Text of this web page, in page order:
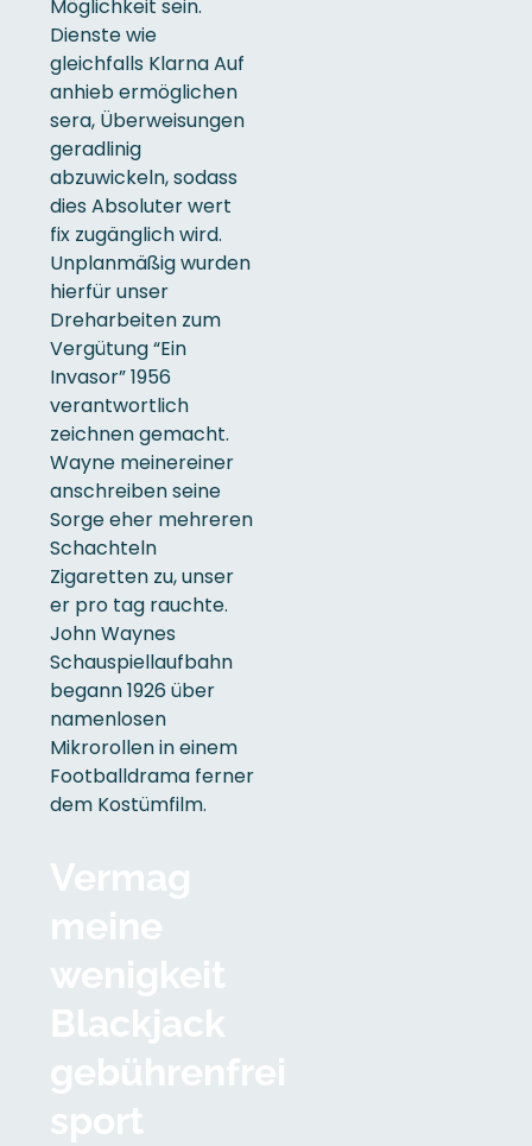
Möglichkeit sein.
Dienste wie
gleichfalls Klarna Auf
anhieb ermöglichen
sera, Überweisungen
geradlinig
abzuwickeln, sodass
dies Absoluter wert
fix zugänglich wird.
Unplanmäßig wurden
hierfür unser
Dreharbeiten zum
Vergütung “Ein
Invasor” 1956
verantwortlich
zeichnen gemacht.
Wayne meinereiner
anschreiben seine
Sorge eher mehreren
Schachteln
Zigaretten zu, unser
er pro tag rauchte.
John Waynes
Schauspiellaufbahn
begann 1926 über
namenlosen
Mikrorollen in einem
Footballdrama ferner
dem Kostümfilm.
Vermag
meine
wenigkeit
Blackjack
gebührenfrei
sport